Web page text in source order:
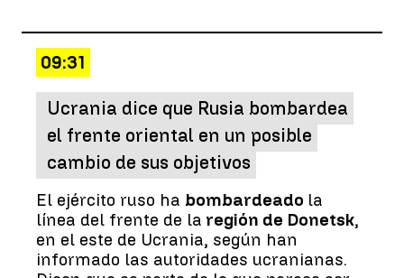
09:31
Ucrania dice que Rusia bombardea
el frente oriental en un posible
cambio de sus objetivos
El ejército ruso ha bombardeado la
línea del frente de la región de Donetsk,
en el este de Ucrania, según han
informado las autoridades ucranianas.